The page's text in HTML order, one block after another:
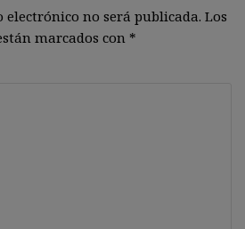
electrónico no será publicada. Los
marcados con *